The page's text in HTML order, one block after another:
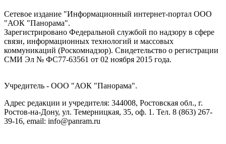
Сетевое издание "Информационный интернет-портал ООО
"АОК "Панорама".
Зарегистрировано Федеральной службой по надзору в сфере
связи, информационных технологий и массовых
коммуникаций (Роскомнадзор). Cвидетельство о регистрации
СМИ Эл № ФС77-63561 от 02 ноября 2015 года.
Учредитель - ООО "АОК "Панорама".
Адрес редакции и учредителя: 344008, Ростовская обл., г.
Ростов-на-Дону, ул. Темерницкая, 35, оф. 1. Тел. 8 (863) 267-
39-16, email: info@panram.ru